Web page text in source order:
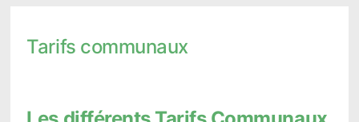
Tarifs communaux